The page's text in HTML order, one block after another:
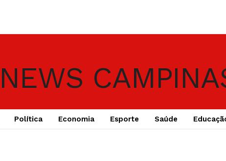
Política Economia Esporte Saúde